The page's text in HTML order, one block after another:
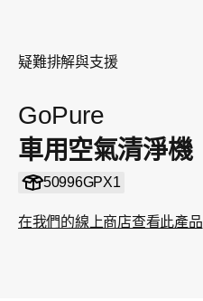
疑難排解與支援
GoPure
車用空氣清淨機
50996GPX1
在我們的線上商店查看此產品